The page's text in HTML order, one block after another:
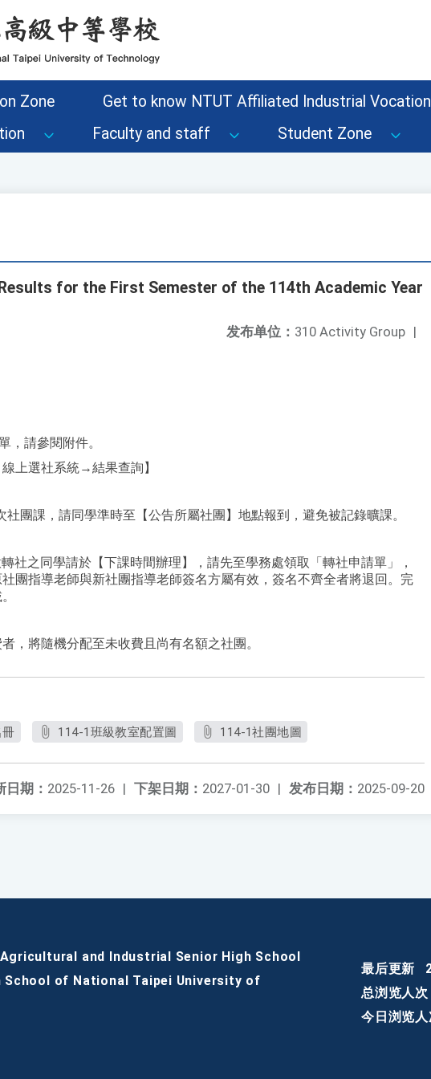
Zone
Get to know NTUT Affiliated Industrial
Faculty and staff Student Zone
for the First Semester of the 114th Academic Year
发布单位： 310 Activity Group |
，請參閱附件。
上選社系統→結果查詢】
團課，請同學準時至【公告所屬社團】地點報到，避免被記錄曠課。
社之同學請於【下課時間辦理】，請先至學務處領取「轉社申請單」，
團指導老師與新社團指導老師簽名方屬有效，簽名不齊全者將退回。完
，將隨機分配至未收費且尚有名額之社團。
114-1班級教室配置圖 114-1社團地圖
发布日期： 2025-09-20
下架日期： 2027-01-30 |
期： 2025-11-26 |
and Industrial Senior High School
of National Taipei University of
最后更新
总浏览人次
今日浏览人